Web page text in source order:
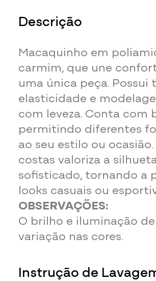
Descrição
Macaquinho em
carmim, que une
uma única peça.
elasticidade e
com leveza. Conta com
permitindo diferentes
ao seu estilo ou
costas valoriza a
sofisticado, tornando a
looks casuais ou
OBSERVAÇÕES:
O brilho e iluminação
variação nas cores.
Instrução de